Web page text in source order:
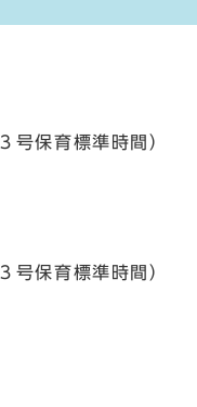
保育標準時間）
保育標準時間）